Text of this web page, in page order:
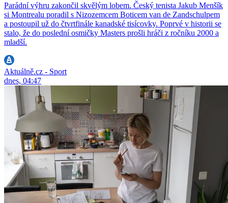
Parádní výhru zakončil skvělým lobem. Český tenista Jakub Menšík
si Montrealu poradil s Nizozemcem Boticem van de Zandschulpem
a postoupil už do čtvrtfinále kanadské tisícovky. Poprvé v historii se
stalo, že do poslední osmičky Masters prošli hráči z ročníku 2000 a
mladší.
Aktuálně.cz - Sport
dnes, 04:47